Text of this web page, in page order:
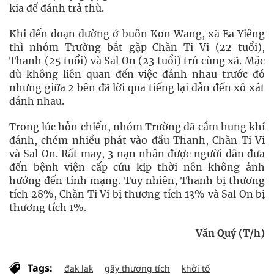
kia để đánh trả thù.
Khi đến đoạn đường ở buôn Kon Wang, xã Ea Yiêng
thì nhóm Trường bắt gặp Chăn Ti Vi (22 tuổi),
Thanh (25 tuổi) và Sal On (23 tuổi) trú cùng xã. Mặc
dù không liên quan đến việc đánh nhau trước đó
nhưng giữa 2 bên đã lời qua tiếng lại dẫn đến xô xát
đánh nhau.
Trong lúc hỗn chiến, nhóm Trường đã cầm hung khí
đánh, chém nhiều phát vào đầu Thanh, Chăn Ti Vi
và Sal On. Rất may, 3 nạn nhân được người dân đưa
đến bệnh viện cấp cứu kịp thời nên không ảnh
hưởng đến tính mạng. Tuy nhiên, Thanh bị thương
tích 28%, Chăn Ti Vi bị thương tích 13% và Sal On bị
thương tích 1%.
Văn Quý (T/h)
Tags: đak lak gây thương tích khởi tố